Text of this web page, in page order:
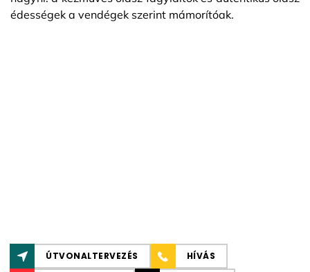
édességek a vendégek szerint mámorítóak.
ÚTVONALTERVEZÉS HÍVÁS